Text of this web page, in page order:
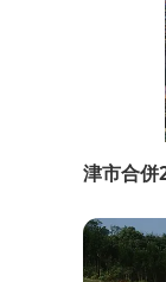
津市合併